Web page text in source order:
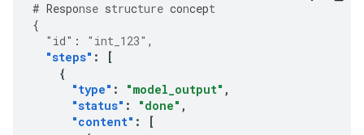
# Response structure concept
{
"id" : "int_123" ,
"steps" :
[
{
"type" : "model_output" ,
"status" : "done" ,
"content" :
[